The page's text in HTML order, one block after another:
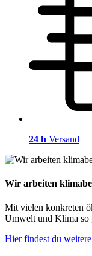
24 h Versand
Wir arbeiten
Mit vielen konkreten
Umwelt und Klima so
Hier findest du